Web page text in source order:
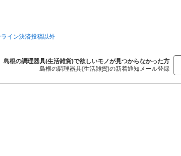
ライン決済投稿以外
島根の調理器具(生活雑貨)で欲しいモノが見つからなかった方
島根の調理器具(生活雑貨)の新着通知メール登録